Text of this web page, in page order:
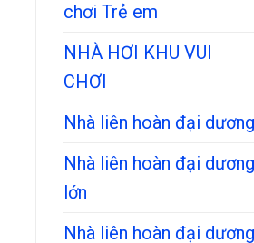
chơi Trẻ em
NHÀ HƠI KHU VUI
CHƠI
Nhà liên hoàn đại dương
Nhà liên hoàn đại dương
lớn
Nhà liên hoàn đại dương